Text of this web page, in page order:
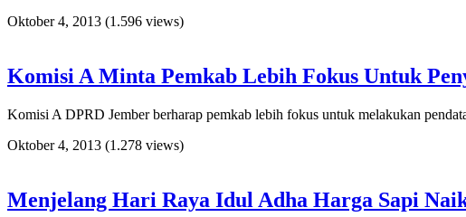
Oktober 4, 2013 (1.596 views)
Komisi A Minta Pemkab Lebih Fokus Untuk
Komisi A DPRD Jember berharap pemkab lebih fokus untuk melakukan
Oktober 4, 2013 (1.278 views)
Menjelang Hari Raya Idul Adha Harga Sapi